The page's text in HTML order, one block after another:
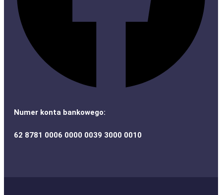
Numer konta bankowego:
62 8781 0006 0000 0039 3000 0010